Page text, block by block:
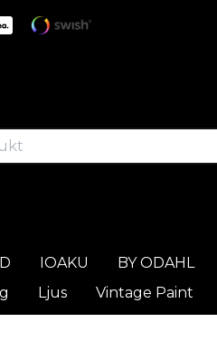
IOAKU BY ODAHL
Ljus Vintage Paint